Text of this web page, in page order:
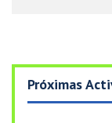
Próximas